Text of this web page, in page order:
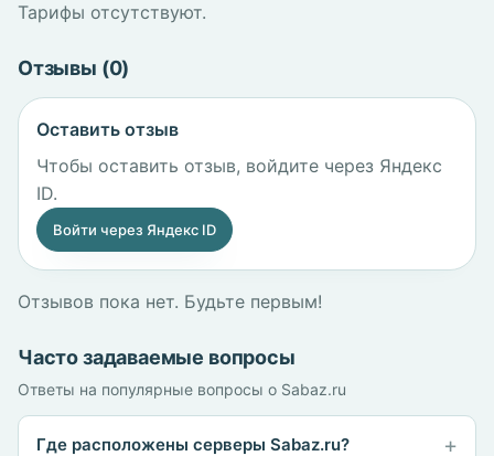
Тарифы отсутствуют.
Отзывы (0)
Оставить отзыв
Чтобы оставить отзыв, войдите через Яндекс
ID.
Войти через Яндекс ID
Отзывов пока нет. Будьте первым!
Часто задаваемые вопросы
Ответы на популярные вопросы о Sabaz.ru
Где расположены серверы Sabaz.ru?